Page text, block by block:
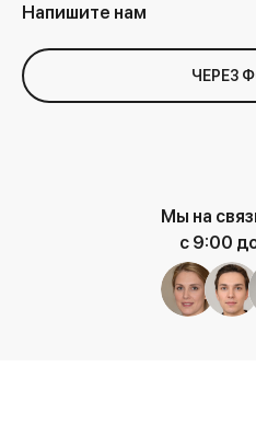
Напишите нам
ЧЕРЕЗ
Мы на
с 9:00